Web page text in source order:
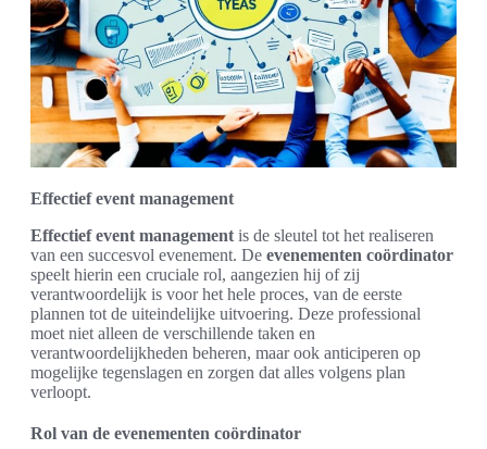
Effectief event management
Effectief event management is de sleutel tot het realiseren
van een succesvol evenement. De evenementen coördinator
speelt hierin een cruciale rol, aangezien hij of zij
verantwoordelijk is voor het hele proces, van de eerste
plannen tot de uiteindelijke uitvoering. Deze professional
moet niet alleen de verschillende taken en
verantwoordelijkheden beheren, maar ook anticiperen op
mogelijke tegenslagen en zorgen dat alles volgens plan
verloopt.
Rol van de evenementen coördinator